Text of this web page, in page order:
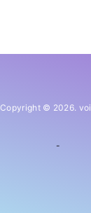
Copyright © 2026.
-